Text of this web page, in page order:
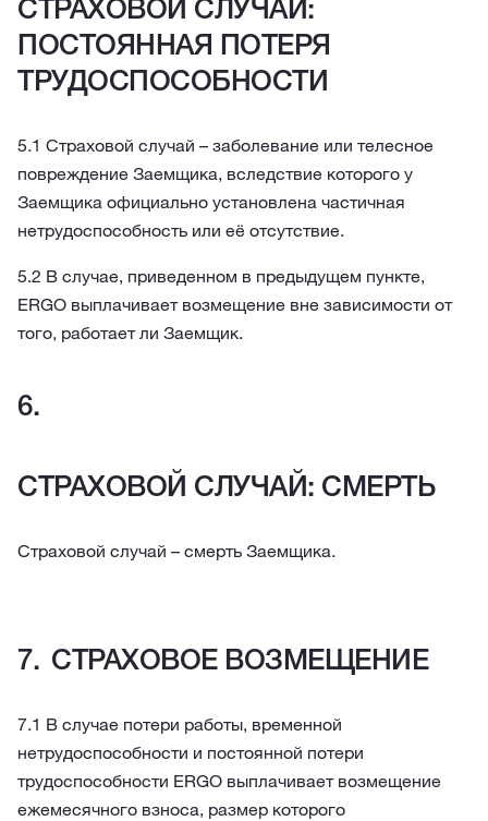
СТРАХОВОЙ СЛУЧАЙ:
ПОСТОЯННАЯ ПОТЕРЯ
ТРУДОСПОСОБНОСТИ
5.1 Страховой случай – заболевание или телесное
повреждение Заемщика, вследствие которого у
Заемщика официально установлена частичная
нетрудоспособность или её отсутствие.
5.2 В случае, приведенном в предыдущем пункте,
ERGO выплачивает возмещение вне зависимости от
того, работает ли Заемщик.
СТРАХОВОЙ СЛУЧАЙ: СМЕРТЬ
Страховой случай – смерть Заемщика.
СТРАХОВОЕ ВОЗМЕЩЕНИЕ
7.1 В случае потери работы, временной
нетрудоспособности и постоянной потери
трудоспособности ERGO выплачивает возмещение
ежемесячного взноса, размер которого